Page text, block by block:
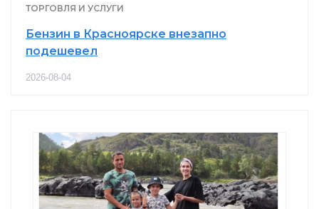
ТОРГОВЛЯ И УСЛУГИ
Бензин в Красноярске внезапно
подешевел
2026-08-04